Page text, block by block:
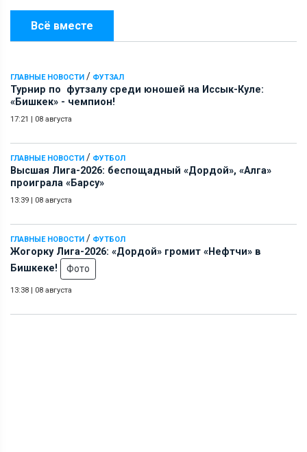
Всё вместе
ГЛАВНЫЕ НОВОСТИ / ФУТЗАЛ
Турнир по футзалу среди юношей на Иссык-Куле:
«Бишкек» - чемпион!
17:21 | 08 августа
ГЛАВНЫЕ НОВОСТИ / ФУТБОЛ
Высшая Лига-2026: беспощадный «Дордой», «Алга»
проиграла «Барсу»
13:39 | 08 августа
ГЛАВНЫЕ НОВОСТИ / ФУТБОЛ
Жогорку Лига-2026: «Дордой» громит «Нефтчи» в
Бишкеке!
Фото
13:38 | 08 августа